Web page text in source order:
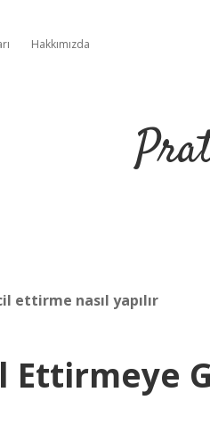
Hakkımızda
ettirme nasıl yapılır
Ettirmeye